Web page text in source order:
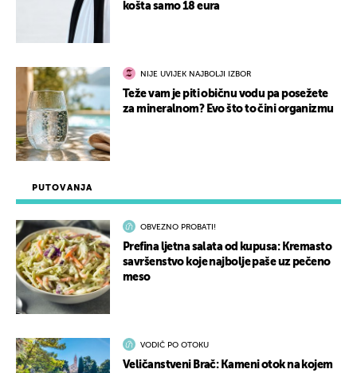
PUTOVANJA
OBVEZNO PROBATI!
Prefina ljetna salata od kupusa: Kremasto
savršenstvo koje najbolje paše uz pečeno
meso
VODIČ PO OTOKU
Veličanstveni Brač: Kameni otok na kojem
košta samo 18 eura
NIJE UVIJEK NAJBOLJI IZBOR
Teže vam je piti običnu vodu pa posežete
za mineralnom? Evo što to čini organizmu